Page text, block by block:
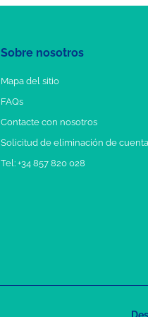
Sobre nosotros
Mapa del sitio
FAQs
Contacte con nosotros
Solicitud de eliminación de cuenta
Tel: +34 857 820 028